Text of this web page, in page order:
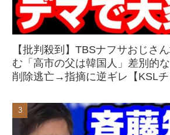
【批判殺到】TBSナフサおじさ
む「高市の父は韓国人」差別的
削除逃亡→指摘に逆ギレ【KSLチ